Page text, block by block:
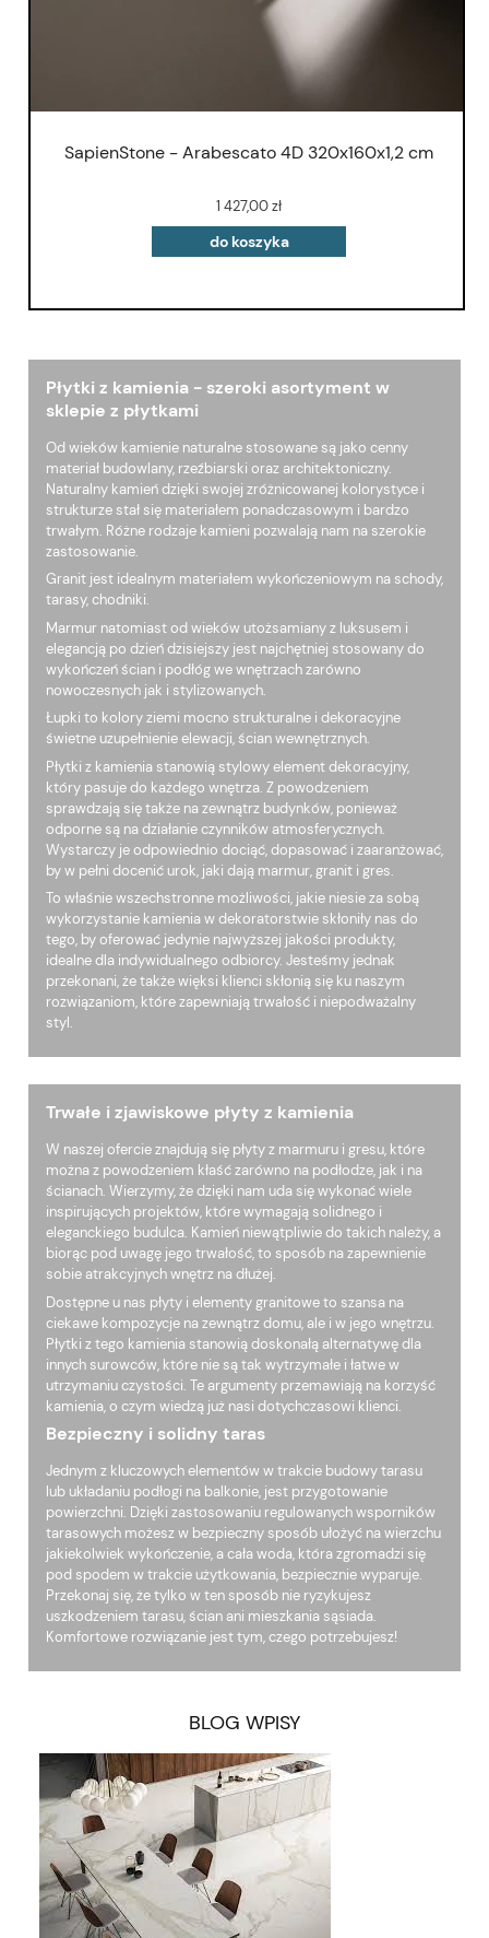
SapienStone - Arabescato 4D 320x160x1,2 cm
1 427,00 zł
do koszyka
Płytki z kamienia - szeroki asortyment w
sklepie z płytkami
Od wieków kamienie naturalne stosowane są jako cenny
materiał budowlany, rzeźbiarski oraz architektoniczny.
Naturalny kamień dzięki swojej zróżnicowanej kolorystyce i
strukturze stał się materiałem ponadczasowym i bardzo
trwałym. Różne rodzaje kamieni pozwalają nam na szerokie
zastosowanie.
Granit jest idealnym materiałem wykończeniowym na schody,
tarasy, chodniki.
Marmur natomiast od wieków utożsamiany z luksusem i
elegancją po dzień dzisiejszy jest najchętniej stosowany do
wykończeń ścian i podłóg we wnętrzach zarówno
nowoczesnych jak i stylizowanych.
Łupki to kolory ziemi mocno strukturalne i dekoracyjne
świetne uzupełnienie elewacji, ścian wewnętrznych.
Płytki z kamienia stanowią stylowy element dekoracyjny,
który pasuje do każdego wnętrza. Z powodzeniem
sprawdzają się także na zewnątrz budynków, ponieważ
odporne są na działanie czynników atmosferycznych.
Wystarczy je odpowiednio dociąć, dopasować i zaaranżować,
by w pełni docenić urok, jaki dają marmur, granit i gres.
To właśnie wszechstronne możliwości, jakie niesie za sobą
wykorzystanie kamienia w dekoratorstwie skłoniły nas do
tego, by oferować jedynie najwyższej jakości produkty,
idealne dla indywidualnego odbiorcy. Jesteśmy jednak
przekonani, że także więksi klienci skłonią się ku naszym
rozwiązaniom, które zapewniają trwałość i niepodważalny
styl.
Trwałe i zjawiskowe płyty z kamienia
W naszej ofercie znajdują się płyty z marmuru i gresu, które
można z powodzeniem kłaść zarówno na podłodze, jak i na
ścianach. Wierzymy, że dzięki nam uda się wykonać wiele
inspirujących projektów, które wymagają solidnego i
eleganckiego budulca. Kamień niewątpliwie do takich należy, a
biorąc pod uwagę jego trwałość, to sposób na zapewnienie
sobie atrakcyjnych wnętrz na dłużej.
Dostępne u nas płyty i elementy granitowe to szansa na
ciekawe kompozycje na zewnątrz domu, ale i w jego wnętrzu.
Płytki z tego kamienia stanowią doskonałą alternatywę dla
innych surowców, które nie są tak wytrzymałe i łatwe w
utrzymaniu czystości. Te argumenty przemawiają na korzyść
kamienia, o czym wiedzą już nasi dotychczasowi klienci.
Bezpieczny i solidny taras
Jednym z kluczowych elementów w trakcie budowy tarasu
lub układaniu podłogi na balkonie, jest przygotowanie
powierzchni. Dzięki zastosowaniu regulowanych wsporników
tarasowych możesz w bezpieczny sposób ułożyć na wierzchu
jakiekolwiek wykończenie, a cała woda, która zgromadzi się
pod spodem w trakcie użytkowania, bezpiecznie wyparuje.
Przekonaj się, że tylko w ten sposób nie ryzykujesz
uszkodzeniem tarasu, ścian ani mieszkania sąsiada.
Komfortowe rozwiązanie jest tym, czego potrzebujesz!
BLOG WPISY